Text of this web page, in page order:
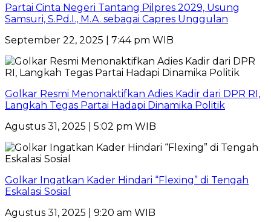
Partai Cinta Negeri Tantang Pilpres 2029, Usung
Samsuri, S.Pd.I., M.A. sebagai Capres Unggulan
September 22, 2025 | 7:44 pm WIB
Golkar Resmi Menonaktifkan Adies Kadir dari DPR RI,
Langkah Tegas Partai Hadapi Dinamika Politik
Agustus 31, 2025 | 5:02 pm WIB
Golkar Ingatkan Kader Hindari “Flexing” di Tengah
Eskalasi Sosial
Agustus 31, 2025 | 9:20 am WIB